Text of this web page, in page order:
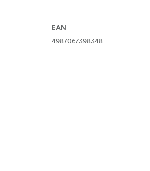
EAN
4987067398348